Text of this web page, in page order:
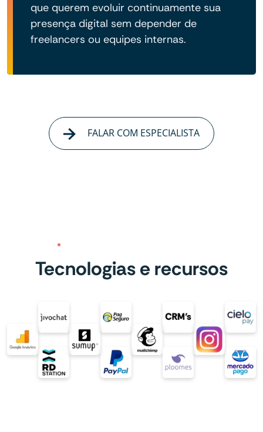
que querem evoluir continuamente sua
presença digital sem depender de
freelancers ou equipes internas.
FALAR COM ESPECIALISTA
Tecnologias e recursos